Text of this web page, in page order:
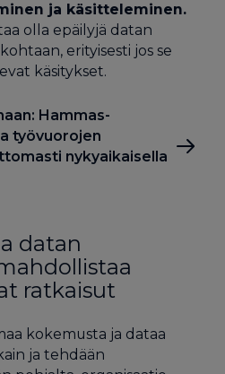
ja käsitteleminen.
olla epäilyjä datan
erityisesti jos se
käsitykset.
Hammas-
työvuorojen
nykyaikaisella
datan
ratkaisut
kokemusta ja dataa
ja tehdään